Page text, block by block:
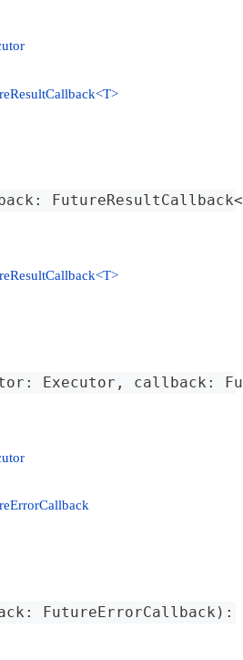
: FutureResultCallback<
: Executor , callback :
: FutureErrorCallback ) :